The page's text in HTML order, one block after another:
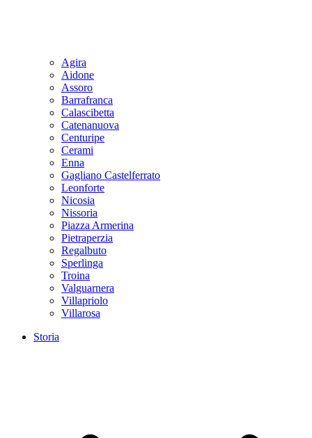
Agira
Aidone
Assoro
Barrafranca
Calascibetta
Catenanuova
Centuripe
Cerami
Enna
Gagliano Castelferrato
Leonforte
Nicosia
Nissoria
Piazza Armerina
Pietraperzia
Regalbuto
Sperlinga
Troina
Valguarnera
Villapriolo
Villarosa
Storia